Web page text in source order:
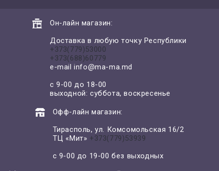
Он-лайн магазин:
Доставка в любую точку Республики
+373(779)53000
+373(688)60779
e-mailinfo@ma-ma.md
с 9-00 до 18-00
выходной: суббота, воскресенье
Офф-лайн магазин:
Тирасполь, ул. Комсомольская 16/2
ТЦ «Мит» +373(779)53939
с 9-00 до 19-00 без выходных